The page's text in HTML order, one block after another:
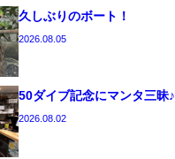
久しぶりのボート！
2026.08.05
50ダイブ記念にマンタ三昧♪
2026.08.02